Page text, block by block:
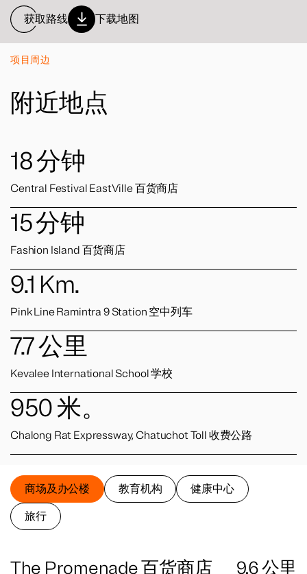
获取路线
下载地图
项目周边
附近地点
950米。
Chalong Rat Expressway, Chatuchot Toll 收费公路
7.7公里
Kevalee International School 学校
9.1 Km.
Pink Line Ramintra 9 Station 空中列车
15分钟
Fashion Island 百货商店
18分钟
Central Festival EastVille 百货商店
商场及办公楼 教育机构
健康中心
旅行
The Promenade 百货商店 9.6公里